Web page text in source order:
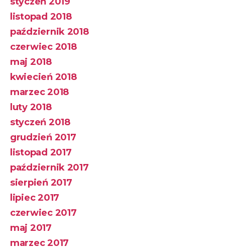
listopad 2018
październik 2018
czerwiec 2018
maj 2018
kwiecień 2018
marzec 2018
luty 2018
styczeń 2018
grudzień 2017
listopad 2017
październik 2017
sierpień 2017
lipiec 2017
czerwiec 2017
maj 2017
marzec 2017